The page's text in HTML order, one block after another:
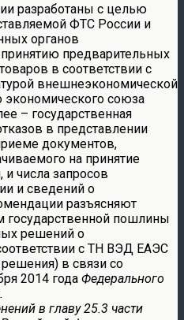
разработаны с целью
ФТС России и
органов
принятию предварительных
в соответствии с
внешнеэкономической
экономического союза
– государственная
в представлении
документов,
на принятие
числа запросов
и сведений о
разъясняют
государственной пошлины
решений о
с ТН ВЭД ЕАЭС
в связи со
2014 года Федерального
в главу 25.3 части